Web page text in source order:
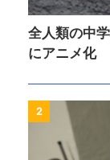
全人類の中
にアニメ化
2